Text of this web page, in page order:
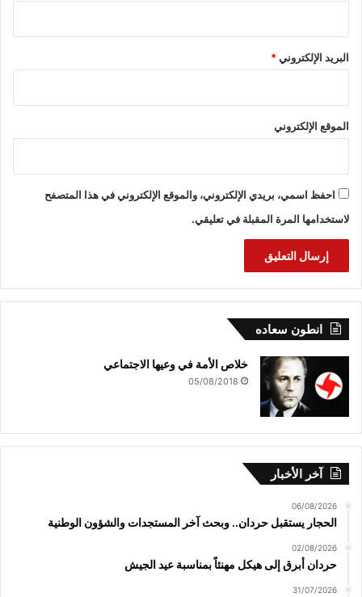
البريد الإلكتروني*
الموقع الإلكتروني
احفظ اسمي، بريدي الإلكتروني، والموقع الإلكتروني في هذا المتصفح
لاستخدامها المرة المقبلة في تعليقي.
انطون سعاده
خلاص الأمة في وعيها الاجتماعي
05/08/2018
آخر الأخبار
06/08/2026
الحجار يستقبل حردان.. وبحث آخر المستجدات والشؤون الوطنية
02/08/2026
حردان أبرق إلى هيكل مهنئاً بمناسبة عيد الجيش
31/07/2026